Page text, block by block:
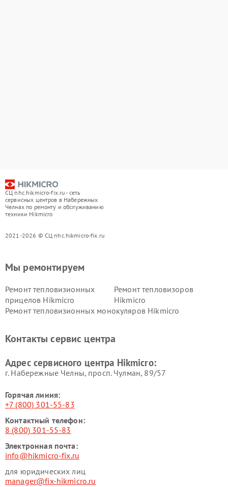
СЦ nhc.hikmicro-fix.ru - сеть
сервисных центров в Набережных
Челнах по ремонту и обслуживанию
техники Hikmicro
2021-2026 © СЦ nhc.hikmicro-fix.ru
Мы ремонтируем
Ремонт тепловизионных
прицелов Hikmicro
Ремонт тепловизоров
Hikmicro
Ремонт тепловизионных монокуляров Hikmicro
Контакты сервис центра
Адрес сервисного центра Hikmicro:
г. Набережные Челны, просп. Чулман, 89/57
Горячая линия:
+7 (800) 301-55-83
Контактный телефон:
8 (800) 301-55-83
Электронная почта:
info@hikmicro-fix.ru
для юридических лиц
manager@fix-hikmicro.ru